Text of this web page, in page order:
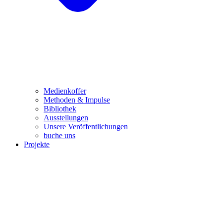
Medienkoffer
Methoden & Impulse
Bibliothek
Ausstellungen
Unsere Veröffentlichungen
buche uns
Projekte